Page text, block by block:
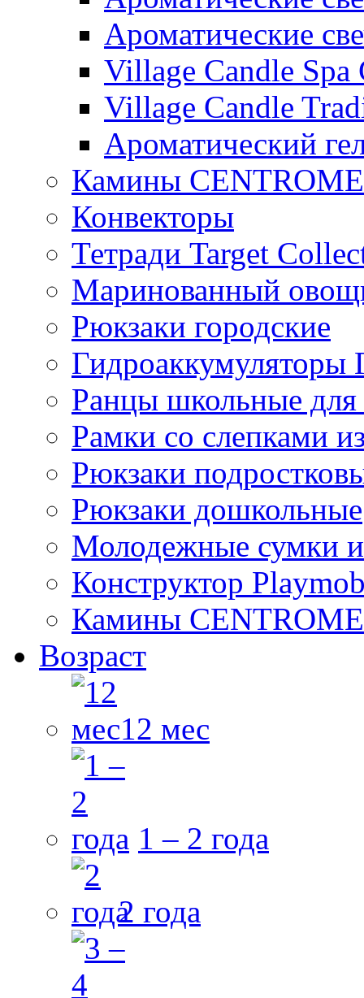
Ароматические
Village Candle Spa
Village Candle
Ароматический
Камины
Конвекторы
Тетради Target
Маринованный
Рюкзаки городские
Ранцы школьные
Рамки со слепками
Рюкзаки
Рюкзаки дошкольные
Молодежные сумки
Конструктор
Камины
Возраст
12 мес
1 – 2 года
2 года